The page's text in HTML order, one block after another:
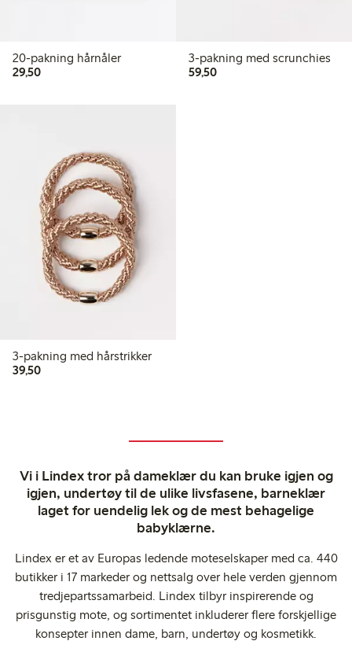
20-pakning hårnåler
29,5029,50 kr
3-pakning med scrunchies
59,5059,50 kr
3-pakning med hårstrikker
39,5039,50 kr
Vi i Lindex tror på dameklær du kan bruke igjen og
igjen, undertøy til de ulike livsfasene, barneklær
laget for uendelig lek og de mest behagelige
babyklærne.
Lindex er et av Europas ledende moteselskaper med ca. 440
butikker i 17 markeder og nettsalg over hele verden gjennom
tredjepartssamarbeid. Lindex tilbyr inspirerende og
prisgunstig mote, og sortimentet inkluderer flere forskjellige
konsepter innen dame, barn, undertøy og kosmetikk.